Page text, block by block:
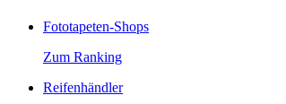
Fototapeten-Shops
Zum Ranking
Reifenhändler